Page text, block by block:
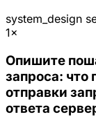
system_design
1×
Опишите
запроса: что
отправки
ответа